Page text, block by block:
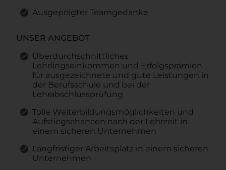
Ausgeprägter Teamgedanke
UNSER ANGEBOT
Überdurchschnittliches
Lehrlingseinkommen und Erfolgsprämien
für ausgezeichnete und gute Leistungen in
der Berufsschule und bei der
Lehrabschlussprüfung
Tolle Weiterbildungsmöglichkeiten und
Aufstiegschancen nach der Lehrzeit in
einem sicheren Unternehmen
Langfristiger Arbeitsplatz in einem sicheren
Unternehmen